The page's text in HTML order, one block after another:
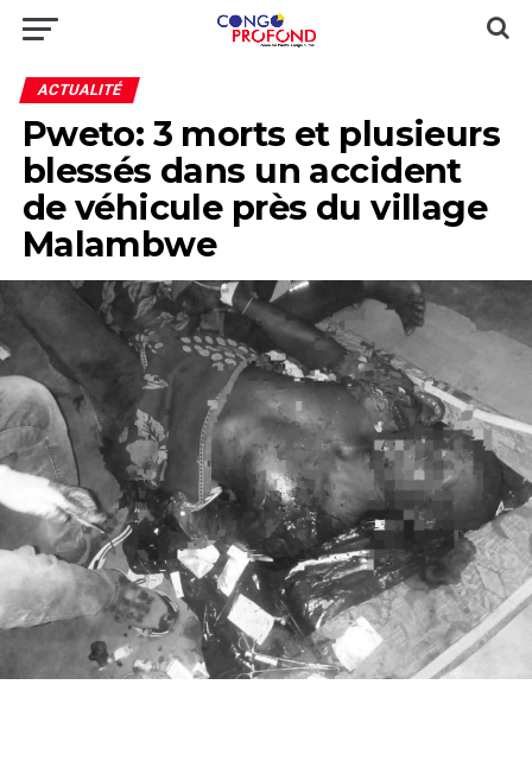
ACTUALITÉ
Pweto: 3 morts et plusieurs
blessés dans un accident
de véhicule près du village
Malambwe